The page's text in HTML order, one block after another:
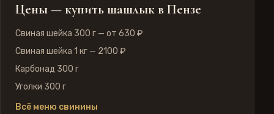
Цены — купить шашлык в Пензе
Свиная шейка 300 г — от 630 ₽
Свиная шейка 1 кг — 2100 ₽
Карбонад 300 г
Уголки 300 г
Всё меню свинины